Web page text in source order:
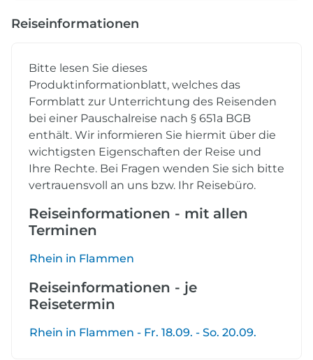
Reiseinformationen
Bitte lesen Sie dieses
Produktinformationblatt, welches das
Formblatt zur Unterrichtung des Reisenden
bei einer Pauschalreise nach § 651a BGB
enthält. Wir informieren Sie hiermit über die
wichtigsten Eigenschaften der Reise und
Ihre Rechte. Bei Fragen wenden Sie sich bitte
vertrauensvoll an uns bzw. Ihr Reisebüro.
Reiseinformationen - mit allen
Terminen
Rhein in Flammen
Reiseinformationen - je
Reisetermin
Rhein in Flammen - Fr. 18.09. - So. 20.09.